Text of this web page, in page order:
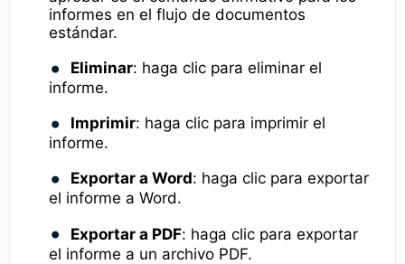
informes en el flujo de documentos
estándar.
Eliminar: haga clic para eliminar el
informe.
Imprimir: haga clic para imprimir el
informe.
Exportar a Word: haga clic para exportar
el informe a Word.
Exportar a PDF: haga clic para exportar
el informe a un archivo PDF.